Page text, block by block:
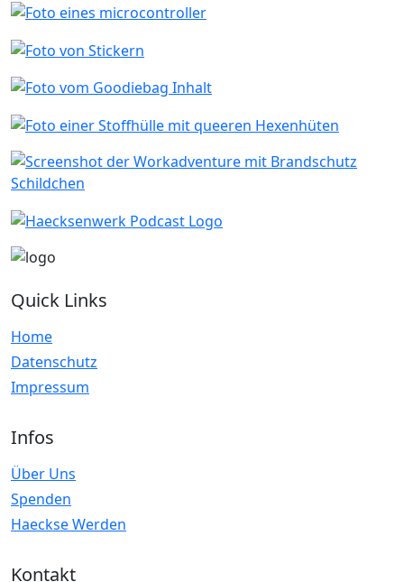
Quick Links
Home
Datenschutz
Impressum
Infos
Über Uns
Spenden
Haeckse Werden
Kontakt